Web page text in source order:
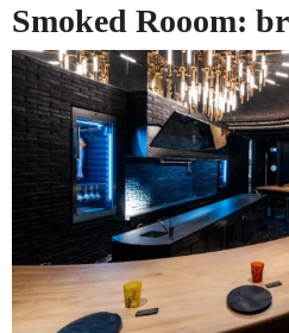
Smoked Rooom: